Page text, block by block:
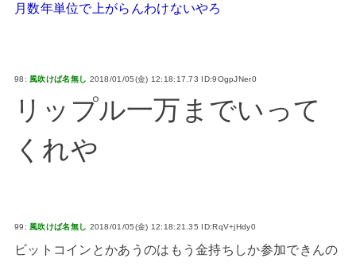
月数年単位で上がらんわけないやろ
98: 風吹けば名無し 2018/01/05(金) 12:18:17.73 ID:9OgpJNer0
リップル一万までいって
くれや
99: 風吹けば名無し 2018/01/05(金) 12:18:21.35 ID:RqV+jHdy0
ビットコインとかあうのはもう金持ちしか参加できんの